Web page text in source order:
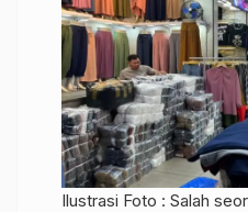
Ilustrasi Foto : Salah